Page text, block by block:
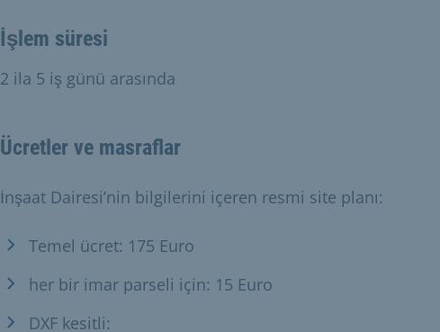
İşlem süresi
2 ila 5 iş günü arasında
Ücretler ve masraflar
İnşaat Dairesi’nin bilgilerini içeren resmi site planı:
Temel ücret: 175 Euro
her bir imar parseli için: 15 Euro
DXF kesitli: